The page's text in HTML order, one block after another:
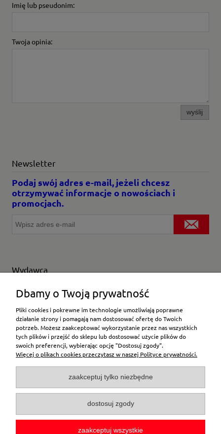
Imię lub pseudonim:
Twoja opinia:
wyślij
Newsletter
Podaj swój adres e-mail, jeżeli chcesz
otrzymywać informacje o nowościach i
promocjach.
Wydawca
Wybierz producenta
Moje konto
Płatności i dostawa
Pomoc
O firmie
Dbamy o Twoją prywatność
Pliki cookies i pokrewne im technologie umożliwiają poprawne
działanie strony i pomagają nam dostosować ofertę do Twoich
potrzeb. Możesz zaakceptować wykorzystanie przez nas wszystkich
tych plików i przejść do sklepu lub dostosować użycie plików do
swoich preferencji, wybierając opcję "Dostosuj zgody".
Więcej o plikach cookies przeczytasz w naszej Polityce prywatności.
zaakceptuj tylko niezbędne
dostosuj zgody
zaakceptuj wszystkie